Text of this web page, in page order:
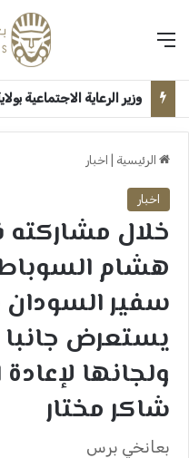
الرئيسية اخبار
اخبار
خلال
هشام السوباط
سفير السودان
يستعرض جانبا
ولجانها لإعادة
شاكر مختار
بعانخي برس